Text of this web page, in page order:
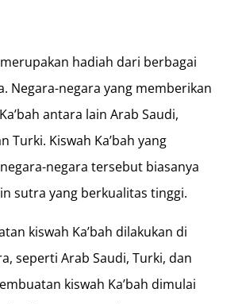
merupakan hadiah dari berbagai
Negara-negara yang memberikan
antara lain Arab Saudi,
Turki. Kiswah Ka’bah yang
negara tersebut biasanya
sutra yang berkualitas tinggi.
kiswah Ka’bah dilakukan di
seperti Arab Saudi, Turki, dan
kiswah Ka’bah dimulai